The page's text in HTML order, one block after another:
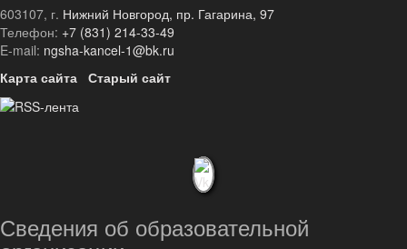
603107, г. Нижний Новгород, пр. Гагарина, 97
Телефон: +7 (831) 214-33-49
E-mail: ngsha-kancel-1@bk.ru
Карта сайта Старый сайт
Сведения об образовательной